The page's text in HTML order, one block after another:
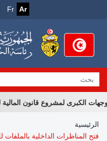
الرئيسي
Fr Ar
لمشروع قانون المالية لسنة
Breadcrumb
الرئيسية
فتح المناظرات الداخلية